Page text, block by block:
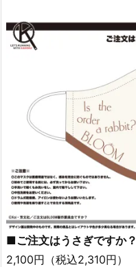
■ご注文はうさぎですか
2,100円（税込2,310円）